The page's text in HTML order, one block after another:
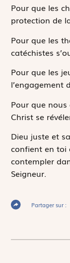
Pour que les
protection de
Pour que les
catéchistes
Pour que les
l’engagement
Pour que
Christ se
Dieu juste et
confient en toi
contempler
Seigneur.
Partager sur :